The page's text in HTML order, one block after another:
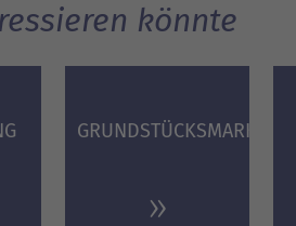
könnte
GRUNDSTÜCKSMARKT